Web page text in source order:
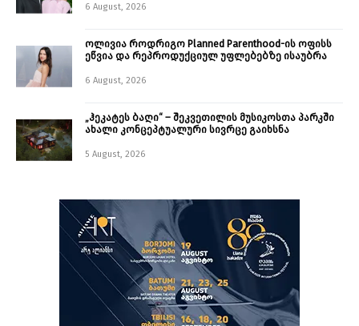
6 August, 2026
ოლივია როდრიგო Planned Parenthood-ის ოფისს
ეწვია და რეპროდუქციულ უფლებებზე ისაუბრა
6 August, 2026
„ჰეკატეს ბაღი“ – შეკვეთილის მუსიკოსთა პარკში
ახალი კონცეპტუალური სივრცე გაიხსნა ￼
5 August, 2026